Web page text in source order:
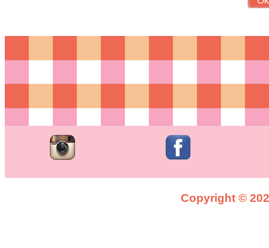
Copyright ©